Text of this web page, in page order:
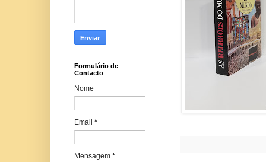
Formulário de
Contacto
Nome
Email *
Mensagem *